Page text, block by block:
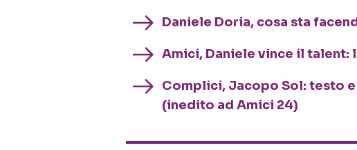
Daniele Doria, cosa sta
Amici, Daniele vince il talent:
Complici, Jacopo Sol: testo
(inedito ad Amici 24)